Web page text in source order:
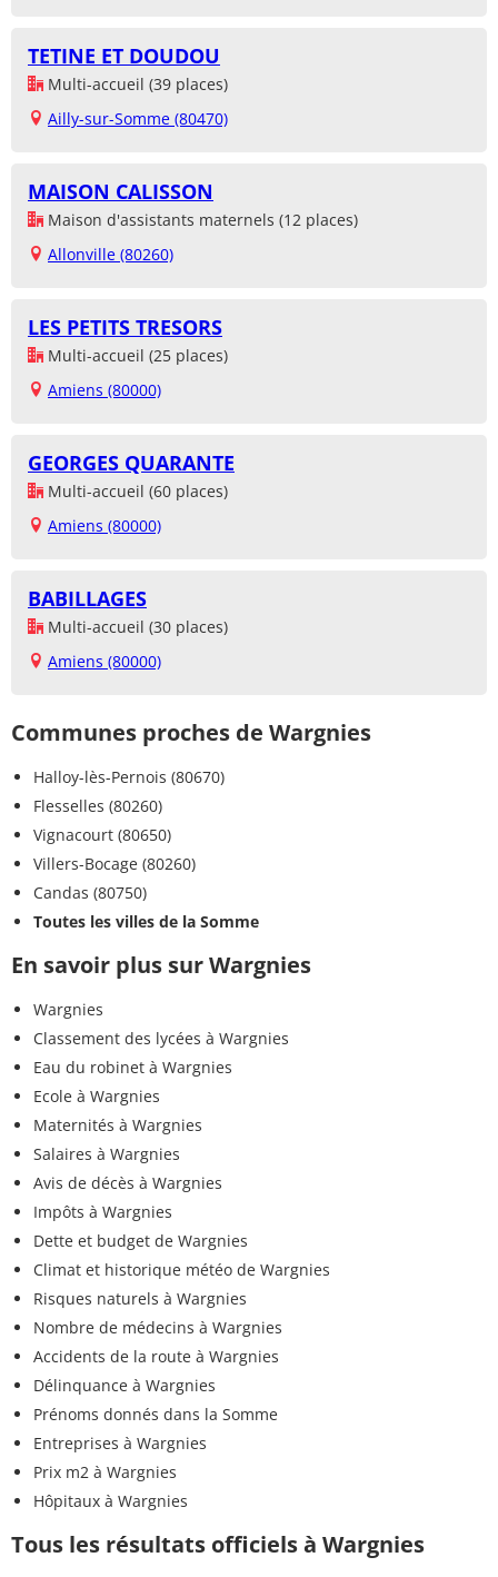
TETINE ET DOUDOU
Multi-accueil (39 places)
Ailly-sur-Somme (80470)
MAISON CALISSON
Maison d'assistants maternels (12 places)
Allonville (80260)
LES PETITS TRESORS
Multi-accueil (25 places)
Amiens (80000)
GEORGES QUARANTE
Multi-accueil (60 places)
Amiens (80000)
BABILLAGES
Multi-accueil (30 places)
Amiens (80000)
Communes proches de Wargnies
Halloy-lès-Pernois (80670)
Flesselles (80260)
Vignacourt (80650)
Villers-Bocage (80260)
Candas (80750)
Toutes les villes de la Somme
En savoir plus sur Wargnies
Wargnies
Classement des lycées à Wargnies
Eau du robinet à Wargnies
Ecole à Wargnies
Maternités à Wargnies
Salaires à Wargnies
Avis de décès à Wargnies
Impôts à Wargnies
Dette et budget de Wargnies
Climat et historique météo de Wargnies
Risques naturels à Wargnies
Nombre de médecins à Wargnies
Accidents de la route à Wargnies
Délinquance à Wargnies
Prénoms donnés dans la Somme
Entreprises à Wargnies
Prix m2 à Wargnies
Hôpitaux à Wargnies
Tous les résultats officiels à Wargnies